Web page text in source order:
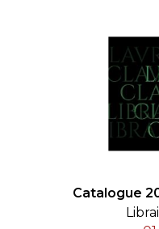
Catalogue